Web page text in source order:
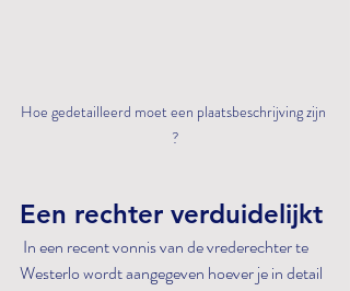
Hoe gedetailleerd moet een plaatsbeschrijving zijn
?
Een rechter verduidelijkt
Westerlo wordt aangegeven hoever je in detail